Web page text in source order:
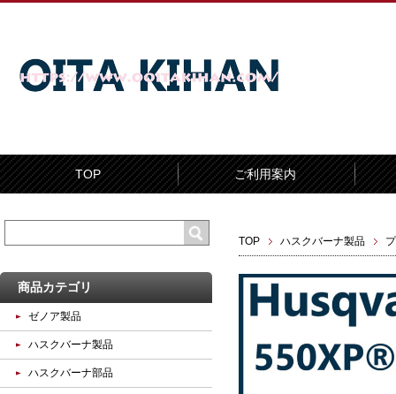
TOP ご利用案内
TOP ハスクバーナ製品
商品カテゴリ
ゼノア製品
ハスクバーナ製品
ハスクバーナ部品